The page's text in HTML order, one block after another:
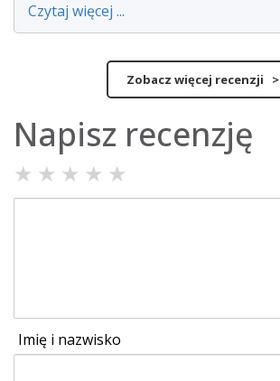
Czytaj więcej ...
Zobacz więcej recenzji >
Napisz recenzję
★ ★ ★ ★ ★
Imię i nazwisko